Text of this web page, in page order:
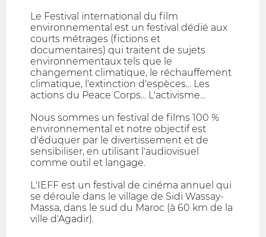
Le Festival international du film
environnemental est un festival dédié aux
courts métrages (fictions et
documentaires) qui traitent de sujets
environnementaux tels que le
changement climatique, le réchauffement
climatique, l'extinction d'espèces... Les
actions du Peace Corps... L'activisme...
Nous sommes un festival de films 100 %
environnemental et notre objectif est
d'éduquer par le divertissement et de
sensibiliser, en utilisant l'audiovisuel
comme outil et langage.
L'IEFF est un festival de cinéma annuel qui
se déroule dans le village de Sidi Wassay-
Massa, dans le sud du Maroc (à 60 km de la
ville d'Agadir).